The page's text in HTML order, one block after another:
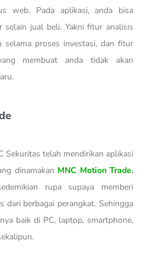
web. Pada aplikasi, anda bisa
selain jual beli. Yakni fitur analisis
selama proses investasi, dan fitur
membuat anda tidak akan
Sekuritas telah mendirikan aplikasi
dinamakan MNC Motion Trade.
rupa supaya memberi
dari berbagai perangkat. Sehingga
baik di PC, laptop, smartphone,